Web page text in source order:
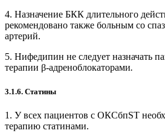
4. Назначение БКК длительного
рекомендовано также больным со
артерий.
5. Нифедипин не следует назначать
терапии β-адреноблокаторами.
3.1.6. Статины
1. У всех пациентов с ОКСбпSТ
терапию статинами.